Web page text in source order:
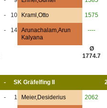
- 10 Kraml,Otto 1575
- 14 Arunachalam,Arun
Kalyana
----
Ø
1774.7
- SK Gräfelfing II
- 1 Meier,Desiderius 2062